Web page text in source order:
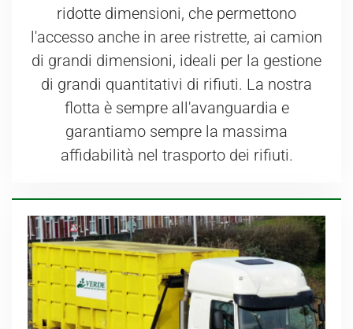
ridotte dimensioni, che permettono
l'accesso anche in aree ristrette, ai camion
di grandi dimensioni, ideali per la gestione
di grandi quantitativi di rifiuti. La nostra
flotta è sempre all'avanguardia e
garantiamo sempre la massima
affidabilità nel trasporto dei rifiuti.